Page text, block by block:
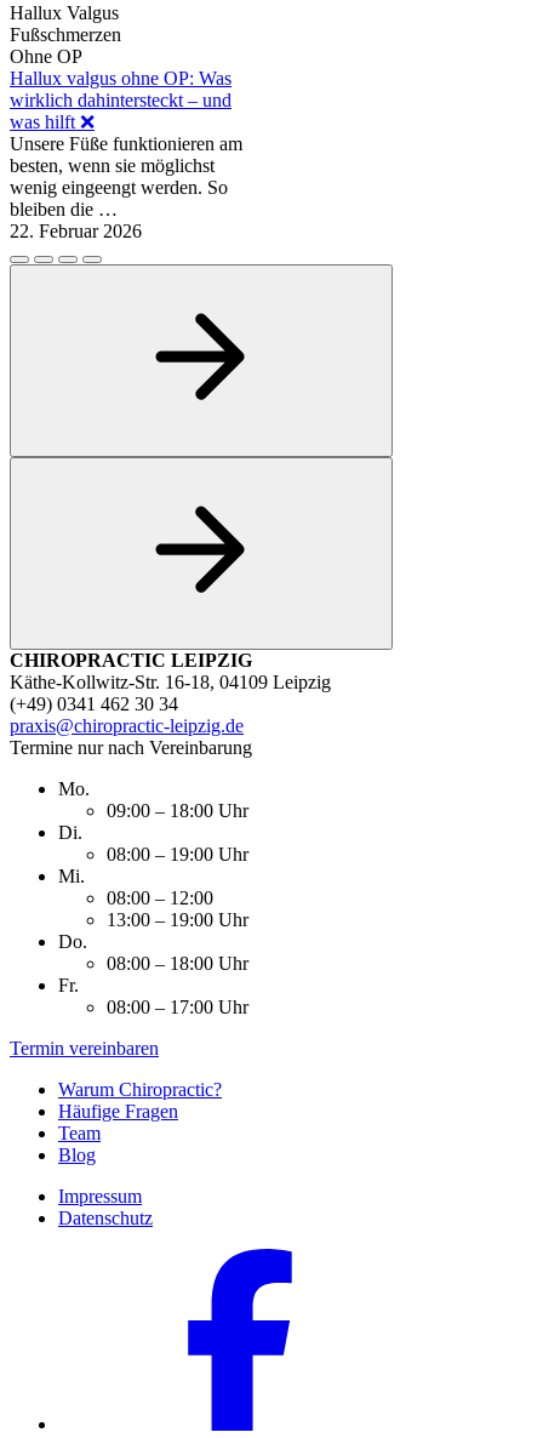
Hallux Valgus
Fußschmerzen
Ohne OP
Hallux valgus ohne OP: Was
wirklich dahintersteckt – und
was hilft ❌
Unsere Füße funktionieren am
besten, wenn sie möglichst
wenig eingeengt werden. So
bleiben die …
22. Februar 2026
CHIROPRACTIC LEIPZIG
Käthe-Kollwitz-Str. 16-18, 04109 Leipzig
(+49) 0341 462 30 34
praxis@chiropractic-leipzig.de
Termine nur nach Vereinbarung
Mo.
09:00 – 18:00 Uhr
Di.
08:00 – 19:00 Uhr
Mi.
08:00 – 12:00
13:00 – 19:00 Uhr
Do.
08:00 – 18:00 Uhr
Fr.
08:00 – 17:00 Uhr
Termin vereinbaren
Warum Chiropractic?
Häufige Fragen
Team
Blog
Impressum
Datenschutz